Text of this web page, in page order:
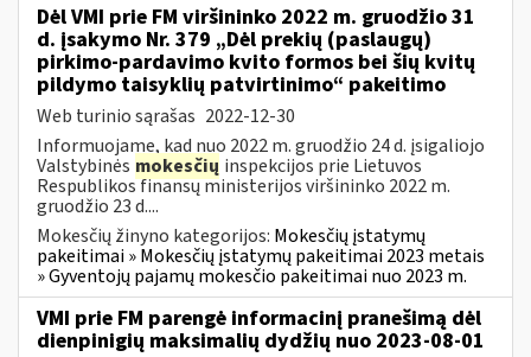
Dėl VMI prie FM viršininko 2022 m. gruodžio 31
d. įsakymo Nr. 379 „Dėl prekių (paslaugų)
pirkimo-pardavimo kvito formos bei šių kvitų
pildymo taisyklių patvirtinimo“ pakeitimo
Web turinio sąrašas 2022-12-30
Informuojame, kad nuo 2022 m. gruodžio 24 d. įsigaliojo
Valstybinės mokesčių inspekcijos prie Lietuvos
Respublikos finansų ministerijos viršininko 2022 m.
gruodžio 23 d....
Mokesčių žinyno kategorijos: Mokesčių įstatymų
pakeitimai » Mokesčių įstatymų pakeitimai 2023 metais
» Gyventojų pajamų mokesčio pakeitimai nuo 2023 m.
VMI prie FM parengė informacinį pranešimą dėl
dienpinigių maksimalių dydžių nuo 2023-08-01